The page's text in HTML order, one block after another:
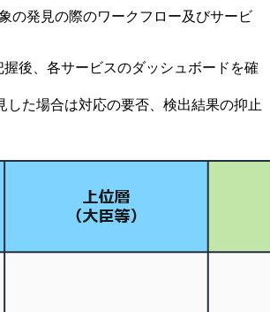
の発見の際のワークフロー及びサービ
後、各サービスのダッシュボードを確
た場合は対応の要否、検出結果の抑止